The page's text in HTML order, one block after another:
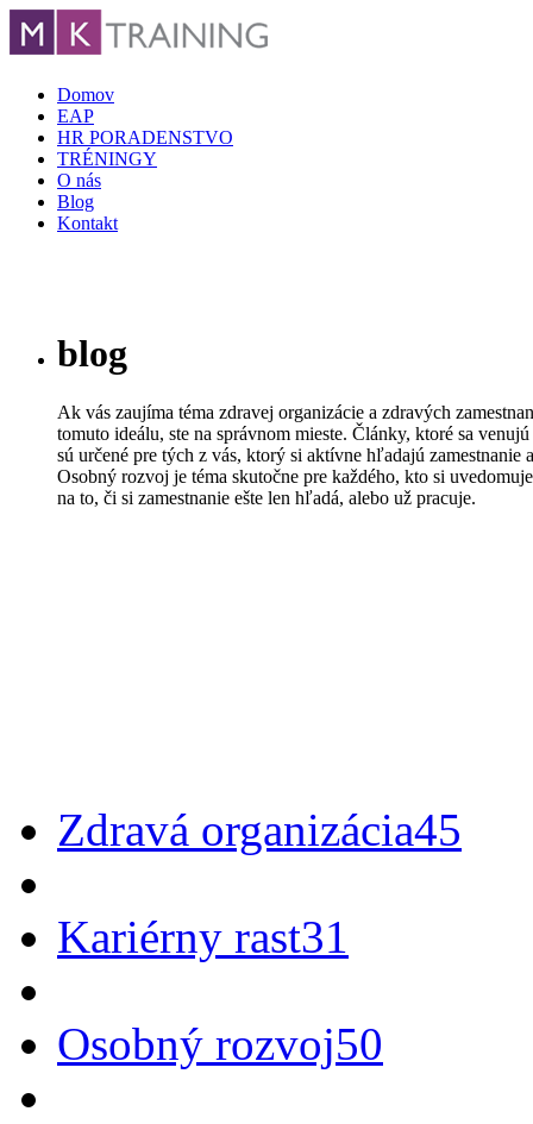
Domov
EAP
HR PORADENSTVO
TRÉNINGY
O nás
Blog
Kontakt
blog
Ak vás zaujíma téma zdravej organizácie a zdravých
tomuto ideálu, ste na správnom mieste. Články, ktoré sa
sú určené pre tých z vás, ktorý si aktívne hľadajú zamestnanie
Osobný rozvoj je téma skutočne pre každého, kto si
na to, či si zamestnanie ešte len hľadá, alebo už pracuje.
Zdravá organizácia45
Kariérny rast31
Osobný rozvoj50